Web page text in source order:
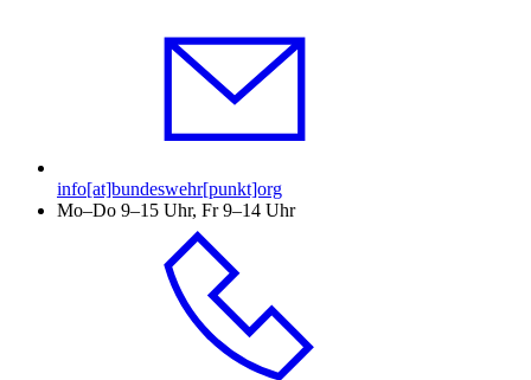
info[at]bundeswehr[punkt]org
Mo–Do 9–15 Uhr, Fr 9–14 Uhr